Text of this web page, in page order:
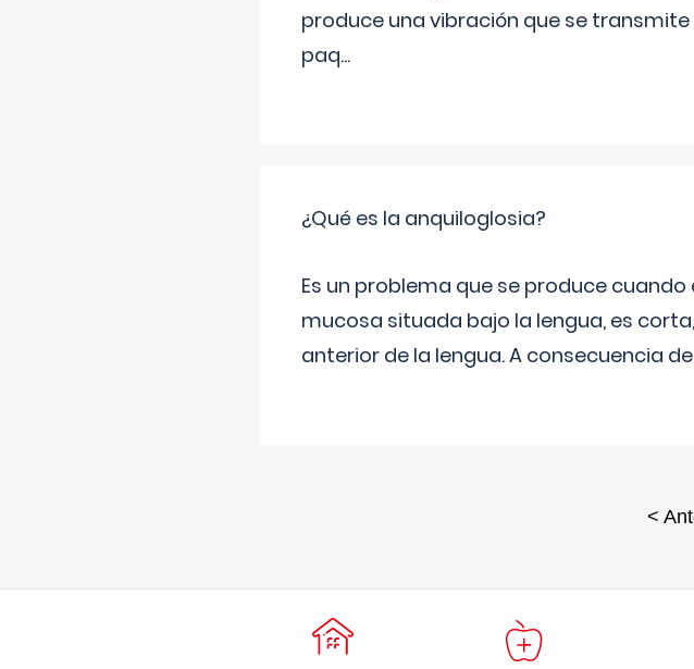
produce una vibración que se
paq...
¿Qué es la anquiloglosia?
Es un problema que se produce
mucosa situada bajo la lengua, es
anterior de la lengua. A consecuencia
<